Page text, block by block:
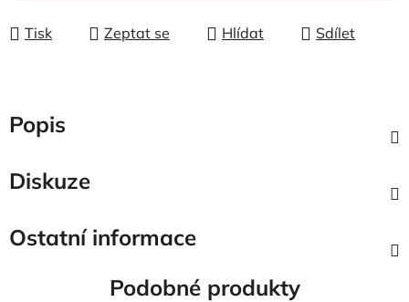
Tisk Zeptat se Hlídat Sdílet
Popis
Diskuze
Ostatní informace
Podobné produkty